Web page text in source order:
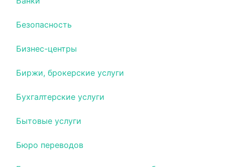
Безопасность
Бизнес-центры
Биржи, брокерские услуги
Бухгалтерские услуги
Бытовые услуги
Бюро переводов